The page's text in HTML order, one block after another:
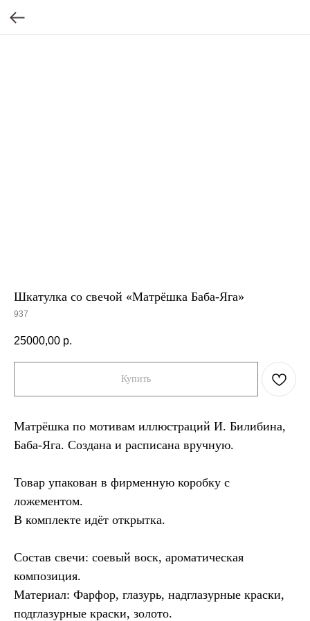
Шкатулка со свечой «Матрёшка Баба-Яга»
937
25000,00 р.
Купить
Матрёшка по мотивам иллюстраций И. Билибина,
Баба-Яга. Создана и расписана вручную.
Товар упакован в фирменную коробку с
ложементом.
В комплекте идёт открытка.
Состав свечи: соевый воск, ароматическая
композиция.
Материал: Фарфор, глазурь, надглазурные краски,
подглазурные краски, золото.